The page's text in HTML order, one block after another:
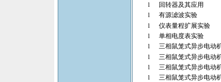
l
回转器及其应用
l
有源滤波实验
l
仪表量程扩展实验
l
单相电度表实验
l
三相鼠笼式异步电动
l
三相鼠笼式异步电动
l
三相鼠笼式异步电动
l
三相鼠笼式异步电动